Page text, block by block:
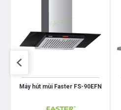
Máy hút mùi Faster FS-90EFN